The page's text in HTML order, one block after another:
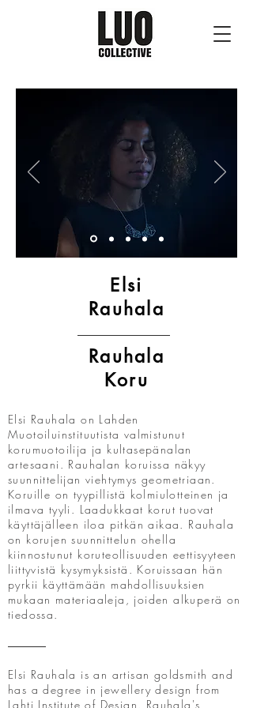
Elsi
Rauhala
Rauhala
Koru
Elsi Rauhala on Lahden
Muotoiluinstituutista valmistunut
korumuotoilija ja kultasepänalan
artesaani. Rauhalan koruissa näkyy
suunnittelijan viehtymys geometriaan.
Koruille on tyypillistä kolmiulotteinen ja
ilmava tyyli. Laadukkaat korut tuovat
käyttäjälleen iloa pitkän aikaa. Rauhala
on korujen suunnittelun ohella
kiinnostunut koruteollisuuden eettisyyteen
liittyvistä kysymyksistä. Koruissaan hän
pyrkii käyttämään mahdollisuuksien
mukaan materiaaleja, joiden alkuperä on
tiedossa.
Elsi Rauhala is an artisan goldsmith and
has a degree in jewellery design from
Lahti Institute of Design. Rauhala's